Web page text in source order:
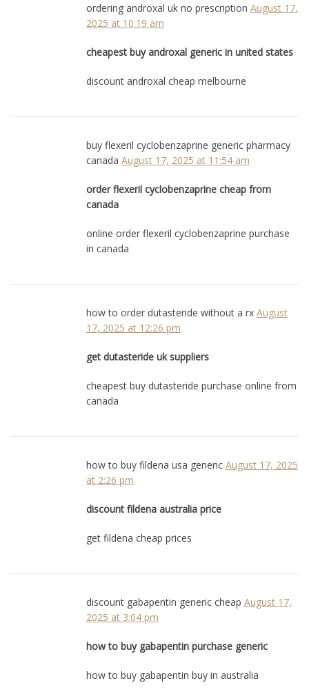
ordering androxal uk no prescription August 17,
2025 at 10:19 am
cheapest buy androxal generic in united states
discount androxal cheap melbourne
buy flexeril cyclobenzaprine generic pharmacy
canada August 17, 2025 at 11:54 am
order flexeril cyclobenzaprine cheap from
canada
online order flexeril cyclobenzaprine purchase
in canada
how to order dutasteride without a rx August
17, 2025 at 12:26 pm
get dutasteride uk suppliers
cheapest buy dutasteride purchase online from
canada
how to buy fildena usa generic August 17, 2025
at 2:26 pm
discount fildena australia price
get fildena cheap prices
discount gabapentin generic cheap August 17,
2025 at 3:04 pm
how to buy gabapentin purchase generic
how to buy gabapentin buy in australia